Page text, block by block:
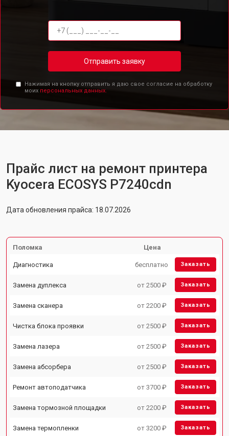
Отправить заявку
Нажимая на кнопку отправить я даю свое согласие на обработку
моих персональных данных.
Прайс лист на ремонт принтера
Kyocera ECOSYS P7240cdn
Дата обновления прайса: 18.07.2026
Поломка Цена
Диагностика бесплатно Заказать
Замена дуплекса от 2500 ₽ Заказать
Замена сканера от 2200 ₽ Заказать
Чистка блока проявки от 2500 ₽ Заказать
Замена лазера от 2500 ₽ Заказать
Замена абсорбера от 2500 ₽ Заказать
Ремонт автоподатчика от 3700 ₽ Заказать
Замена тормозной площадки от 2200 ₽ Заказать
Замена термопленки от 3200 ₽ Заказать